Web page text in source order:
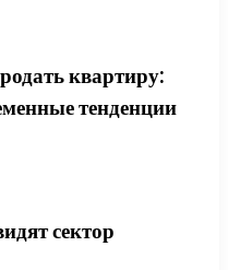
квартиру:
тенденции
сектор